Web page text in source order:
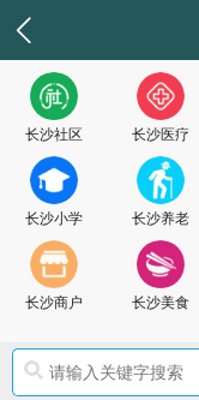
长沙社区 长沙医疗
长沙小学 长沙养老
长沙商户 长沙美食